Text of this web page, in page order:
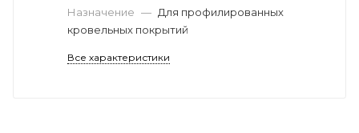
Назначение — Для профилированных
кровельных покрытий
Все характеристики